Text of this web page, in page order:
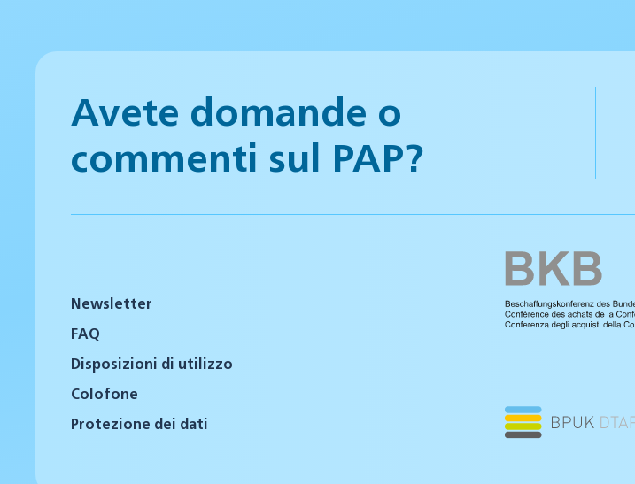
Avete domande o
commenti sul PAP?
Newsletter
FAQ
Disposizioni di utilizzo
Colofone
Protezione dei dati